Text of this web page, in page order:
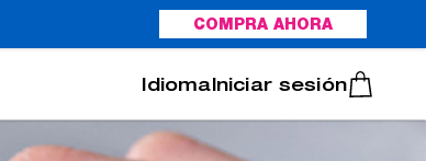
COMPRA AHORA
Português
Iniciar sesión